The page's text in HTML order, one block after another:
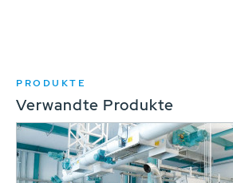
PRODUKTE
Verwandte Produkte